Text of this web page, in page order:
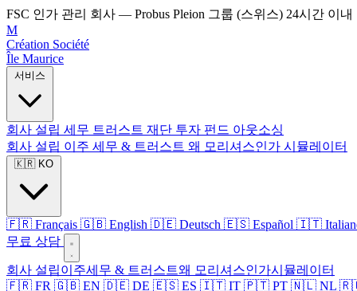
FSC 인가 관리 회사 — Probus Pleion 그룹 (스위스) 24시간 이
M
Création Société
Île Maurice
회사 설립 세무 트러스트 재단 투자 펀드 아웃소싱
회사 설립 이주 세무 & 트러스트 왜 모리셔스인가 시뮬레이터
🇫🇷 Français 🇬🇧 English 🇩🇪 Deutsch 🇪🇸 Español 🇮🇹
무료 상담
회사 설립이주세무 & 트러스트왜 모리셔스인가시뮬레이터
🇫🇷 FR 🇬🇧 EN 🇩🇪 DE 🇪🇸 ES 🇮🇹 IT 🇵🇹 PT 🇳🇱 NL